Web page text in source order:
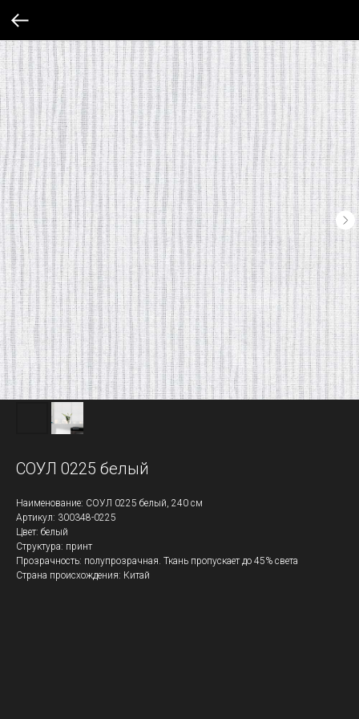
СОУЛ 0225 белый
Наименование: СОУЛ 0225 белый, 240 см
Артикул: 300348-0225
Цвет: белый
Структура: принт
Прозрачность: полупрозрачная. Ткань пропускает до 45% света
Страна происхождения: Китай